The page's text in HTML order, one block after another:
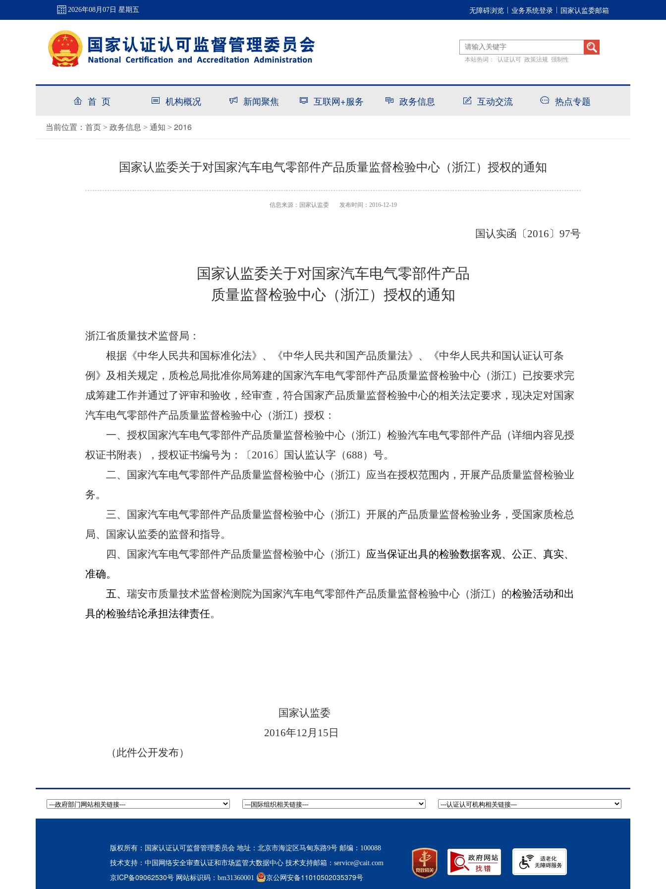
2026年08月07日 星期五 无障碍浏览 业务系统登录 国家认监委邮箱
本站热词： 认证认可 政策法规 强制性
首 页 机构概况 新闻聚焦 互联网+服务 政务信息 互动交流 热点专题
当前位置： 首页 > 政务信息 > 通知 > 2016
国家认监委关于对国家汽车电气零部件产品质量监督检验中心（浙江）授权的通知
信息来源： 国家认监委发布时间：2016-12-19
国认实函〔2016〕 97号
国家认监委关于对国家汽车电气零部件产品
质量监督检验中心（浙江）授权的通知
浙江省质量技术监督局：
根据《中华人民共和国标准化法》、《中华人民共和国产品质量法》、《中华人民共和国认证认可条
例》及相关规定，质检总局批准你局筹建的国家汽车电气零部件产品质量监督检验中心（浙江）已按要求完
成筹建工作并通过了评审和验收，经审查，符合国家产品质量监督检验中心的相关法定要求，现决定对国家
汽车电气零部件产品质量监督检验中心（浙江）授权：
一、授权国家汽车电气零部件产品质量监督检验中心（浙江）检验汽车电气零部件产品（详细内容见授
权证书附表），授权证书编号为：〔2016〕国认监认字（688）号。
二、国家汽车电气零部件产品质量监督检验中心（浙江）应当在授权范围内，开展产品质量监督检验业
务。
三、国家汽车电气零部件产品质量监督检验中心（浙江）开展的产品质量监督检验业务，受国家质检总
局、国家认监委的监督和指导。
四、国家汽车电气零部件产品质量监督检验中心（浙江） 应当保证出具的检验数据客观、公正、真实、
准确。
五、瑞安市质量技术监督检测院为国家汽车电气零部件产品质量监督检验中心（浙江）的检验活动和出
具的检验结论承担法律责任。
国家认监委
2016年12月 15 日
（此件公开发布）
版权所有：国家认证认可监督管理委员会 地址：北京市海淀区马甸东路9号 邮编：100088
技术支持： 中国网络安全审查认证和市场监管大数据中心 技术支持邮箱：service@cait.com
京ICP备09062530号 网站标识码：bm31360001 京公网安备11010502035379号